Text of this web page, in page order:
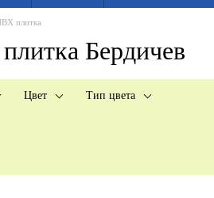
плитка
Бердичев
Цвет Тип цвета